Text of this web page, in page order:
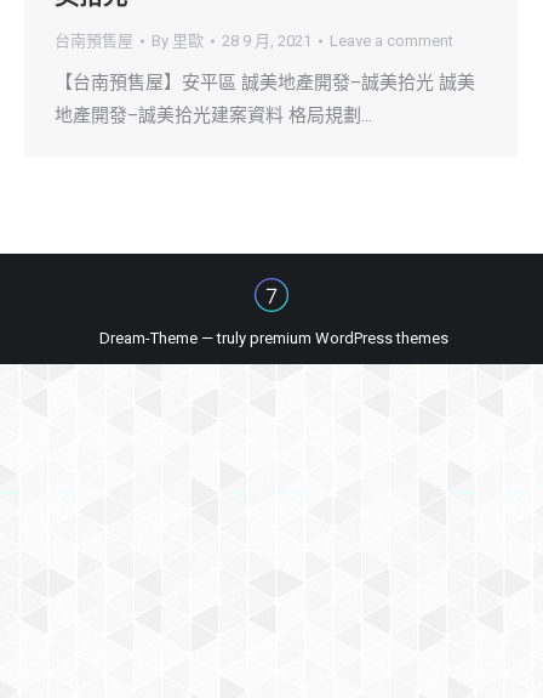
台南預售屋 By 里歐 28 9 月, 2021 Leave a comment
【台南預售屋】安平區 誠美地產開發–誠美拾光 誠美
地產開發–誠美拾光建案資料 格局規劃…
Dream-Theme — truly premium WordPress themes